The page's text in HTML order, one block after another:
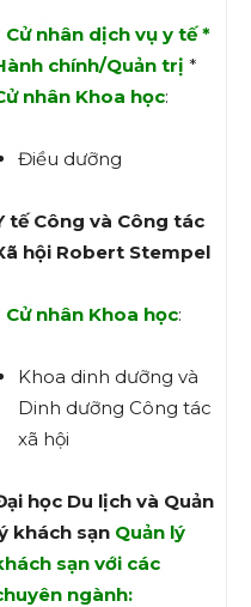
Cử nhân dịch vụ y tế *
chính/Quản trị *
nhân Khoa học:
Điều dưỡng
tế Công và Công tác
hội Robert Stempel
Cử nhân Khoa học:
Khoa dinh dưỡng và
Dinh dưỡng Công tác
xã hội
học Du lịch và Quản
khách sạn Quản lý
sạn với các
ngành: